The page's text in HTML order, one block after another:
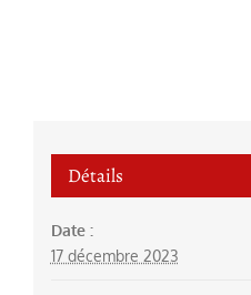
Détails
Date :
17 décembre 2023